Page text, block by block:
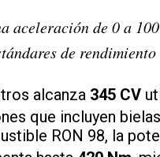
aceleración de 0 a
de
alcanza 345 CV
que incluyen
RON 98, la